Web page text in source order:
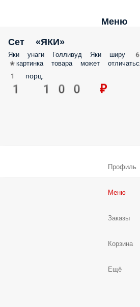
Меню
Сет «ЯКИ»
Яки унаги Голливуд Яки
*картинка товара может
1 порц.
1 100 ₽
Профиль
Меню
Заказы
Корзина
Ещё